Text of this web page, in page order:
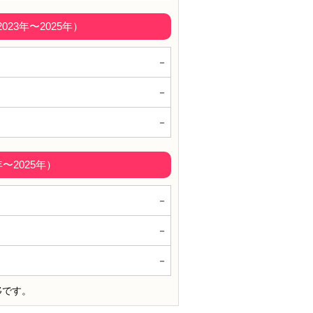
年〜2025年）
－
－
－
2025年）
－
－
－
す。